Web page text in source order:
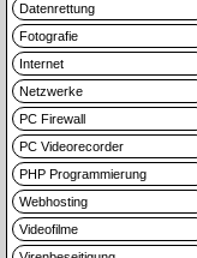
Datenrettung
Fotografie
Internet
Netzwerke
PC Firewall
PC Videorecorder
PHP Programmierung
Webhosting
Videofilme